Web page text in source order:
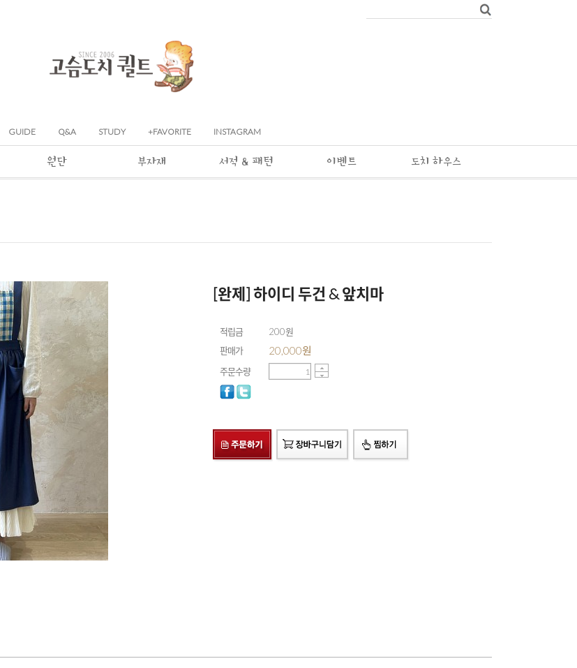
GUIDE Q&A STUDY +FAVORITE INSTAGRAM
원단 부자재 서적 & 패턴 이벤트 도치 하우스
[완제] 하이디 두건 & 앞치마
적립금
200원
판매가
20,000원
주문수량